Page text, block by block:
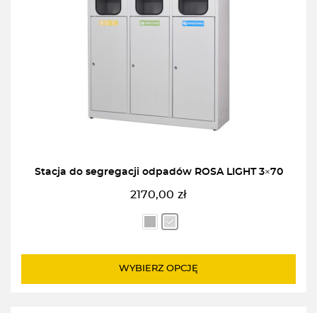
Stacja do segregacji odpadów ROSA LIGHT 3×70
2170,00 zł
WYBIERZ OPCJĘ